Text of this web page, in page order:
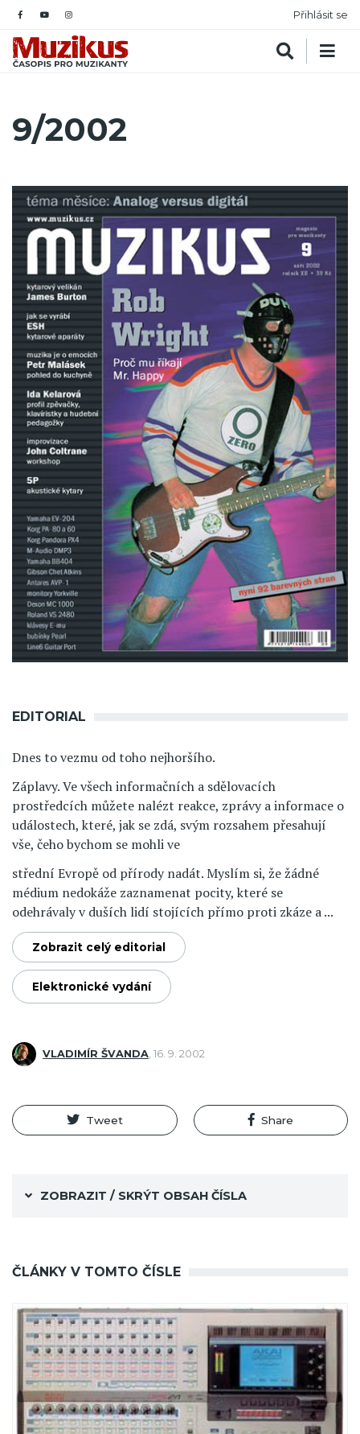
Přihlásit se
9/2002
EDITORIAL
Dnes to vezmu od toho nejhoršího.
Záplavy. Ve všech informačních a sdělovacích
prostředcích můžete nalézt reakce, zprávy a informace o
událostech, které, jak se zdá, svým rozsahem přesahují
vše, čeho bychom se mohli ve
střední Evropě od přírody nadát. Myslím si, že žádné
médium nedokáže zaznamenat pocity, které se
odehrávaly v duších lidí stojících přímo proti zkáze a ...
Zobrazit celý editorial
Elektronické vydání
VLADIMÍR ŠVANDA, 16. 9. 2002
Tweet Share
ZOBRAZIT / SKRÝT OBSAH ČÍSLA
ČLÁNKY V TOMTO ČÍSLE